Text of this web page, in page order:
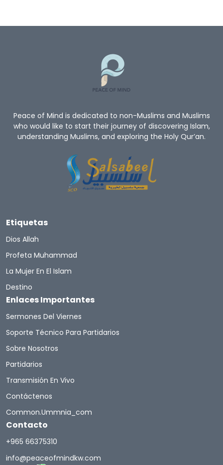
Peace of Mind is dedicated to non-Muslims and Muslims
who would like to start their journey of discovering Islam,
understanding Muslims, and exploring the Holy Qur’an.
Etiquetas
Dios Allah
Profeta Muhammad
La Mujer En El Islam
Destino
Enlaces Importantes
Sermones Del Viernes
Soporte Técnico Para Partidarios
Sobre Nosotros
Partidarios
Transmisión En Vivo
Contáctenos
Common.ummnia_com
Contacto
+965 66375310
info@peaceofmindkw.com